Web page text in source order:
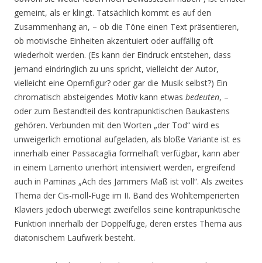
gemeint, als er klingt. Tatsächlich kommt es auf den
Zusammenhang an, – ob die Töne einen Text präsentieren,
ob motivische Einheiten akzentuiert oder auffällig oft
wiederholt werden. (Es kann der Eindruck entstehen, dass
jemand eindringlich zu uns spricht, vielleicht der Autor,
vielleicht eine Opernfigur? oder gar die Musik selbst?) Ein
chromatisch absteigendes Motiv kann etwas bedeuten, –
oder zum Bestandteil des kontrapunktischen Baukastens
gehören. Verbunden mit den Worten „der Tod“ wird es
unweigerlich emotional aufgeladen, als bloße Variante ist es
innerhalb einer Passacaglia formelhaft verfügbar, kann aber
in einem Lamento unerhört intensiviert werden, ergreifend
auch in Paminas „Ach des Jammers Maß ist voll“. Als zweites
Thema der Cis-moll-Fuge im II. Band des Wohltemperierten
Klaviers jedoch überwiegt zweifellos seine kontrapunktische
Funktion innerhalb der Doppelfuge, deren erstes Thema aus
diatonischem Laufwerk besteht.